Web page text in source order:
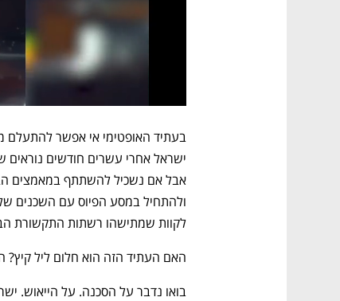
לקוות שמתישהו רשתות התקשורת
האם העתיד הזה הוא חלום ליל קיץ?